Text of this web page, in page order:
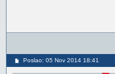
Poslao: 05 Nov 2014 18:41